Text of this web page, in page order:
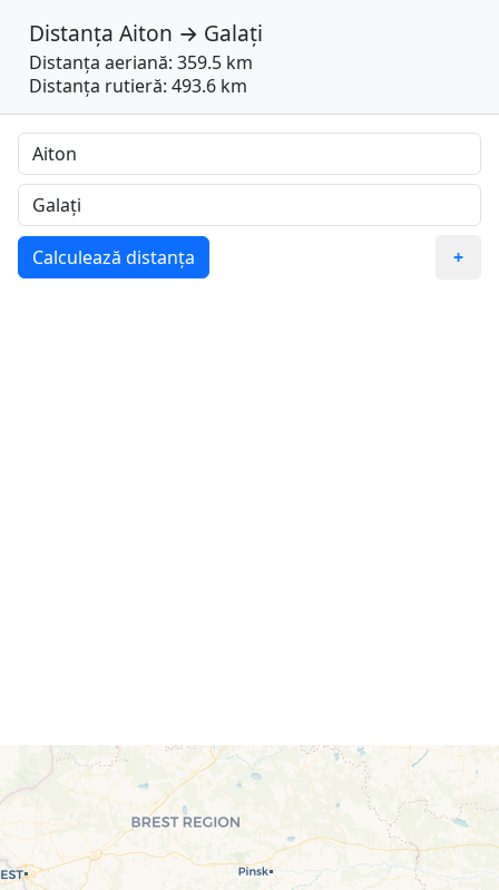
Distanța Aiton → Galați
Distanța aeriană: 359.5 km
Distanța rutieră: 493.6 km
Calculează distanța +